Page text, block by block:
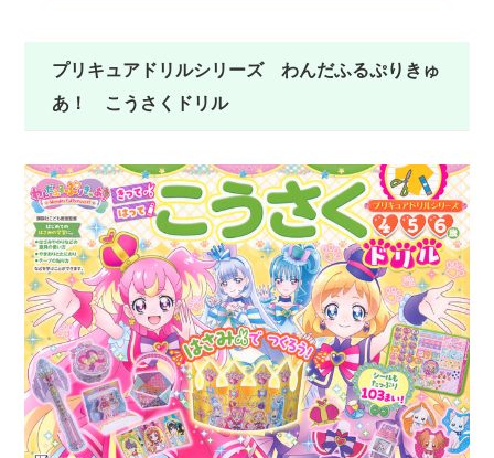
プリキュアドリルシリーズ わんだふるぷりきゅ
あ！ こうさくドリル